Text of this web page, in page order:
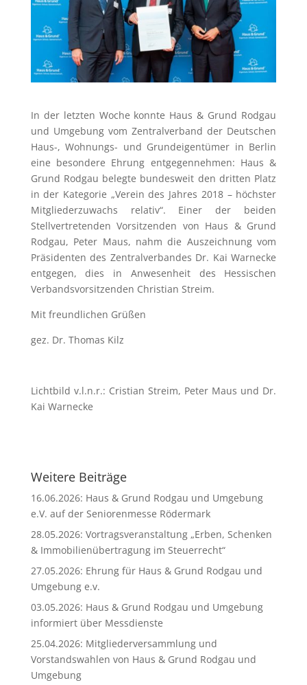
In der letzten Woche konnte Haus & Grund Rodgau
und Umgebung vom Zentralverband der Deutschen
Haus-, Wohnungs- und Grundeigentümer in Berlin
eine besondere Ehrung entgegennehmen: Haus &
Grund Rodgau belegte bundesweit den dritten Platz
in der Kategorie „Verein des Jahres 2018 – höchster
Mitgliederzuwachs relativ“. Einer der beiden
Stellvertretenden Vorsitzenden von Haus & Grund
Rodgau, Peter Maus, nahm die Auszeichnung vom
Präsidenten des Zentralverbandes Dr. Kai Warnecke
entgegen, dies in Anwesenheit des Hessischen
Verbandsvorsitzenden Christian Streim.
Mit freundlichen Grüßen
gez. Dr. Thomas Kilz
Lichtbild v.l.n.r.: Cristian Streim, Peter Maus und Dr.
Kai Warnecke
Weitere Beiträge
16.06.2026: Haus & Grund Rodgau und Umgebung
e.V. auf der Seniorenmesse Rödermark
28.05.2026: Vortragsveranstaltung „Erben, Schenken
& Immobilienübertragung im Steuerrecht“
27.05.2026: Ehrung für Haus & Grund Rodgau und
Umgebung e.v.
03.05.2026: Haus & Grund Rodgau und Umgebung
informiert über Messdienste
25.04.2026: Mitgliederversammlung und
Vorstandswahlen von Haus & Grund Rodgau und
Umgebung